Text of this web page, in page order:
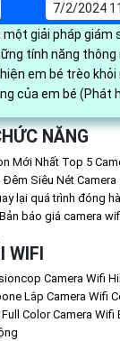
7/2/2024
một giải pháp giám
tính năng thông
em bé trèo khỏi
của em bé (Phát
NĂNG
Mới Nhất Top 5
Đêm Siêu Nét
lại quá trình đóng
Bản báo giá camera
WIFI
Camera Wifi
Lắp Camera Wifi
Color Camera Wifi